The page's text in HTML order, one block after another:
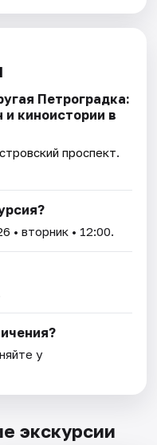
Петроградка:
киноистории в
проспект.
• вторник • 12:00.
у
экскурсии